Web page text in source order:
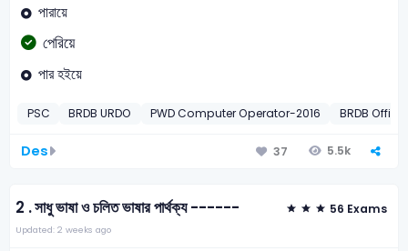
পারায়ে
পেরিয়ে
পার হইয়ে
PSC BRDB URDO PWD Computer Operator-2016 BRDB
Des 37 5.5k
2 .সাধু ভাষা ও চলিত ভাষার পার্থক্য ------ 56 Exams
Updated: 2 weeks ago